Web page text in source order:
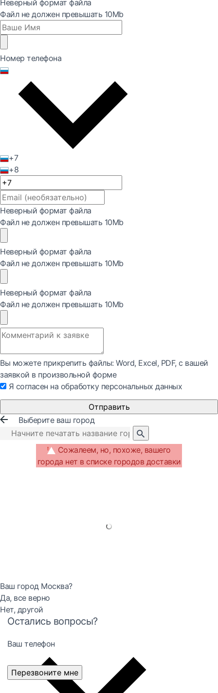
Неверный формат файла
Файл не должен превышать 10Mb
Номер телефона
+7
+8
Неверный формат файла
Файл не должен превышать 10Mb
Неверный формат файла
Файл не должен превышать 10Mb
Неверный формат файла
Файл не должен превышать 10Mb
Вы можете прикрепить файлы: Word, Exсel, PDF, с вашей
заявкой в произвольной форме
Я согласен на обработку персональных данных
Отправить
Выберите ваш город
Сожалеем, но, похоже, вашего
города нет в списке городов доставки
Ваш город Москва?
Да, все верно
Нет, другой
Остались вопросы?
Ваш телефон
Перезвоните мне